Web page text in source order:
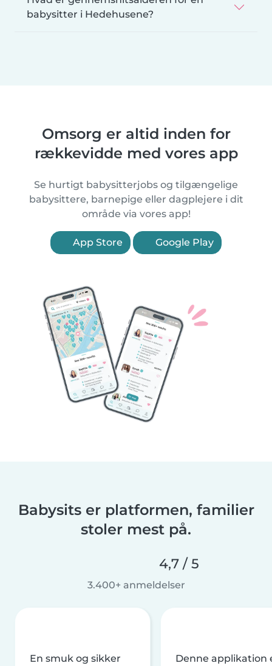
babysitter i Hedehusene?
Omsorg er altid inden for
rækkevidde med vores app
Se hurtigt babysitterjobs og tilgængelige
babysittere, barnepige eller dagplejere i dit
område via vores app!
App Store Google Play
Babysits er platformen, familier
stoler mest på.
4,7 / 5
3.400+ anmeldelser
En smuk og sikker
Denne applikation